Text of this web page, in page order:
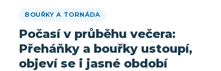
navigace
BOUŘKY A TORNÁDA
Počasí v průběhu večera:
Přeháňky a bouřky ustoupí,
objeví se i jasné období